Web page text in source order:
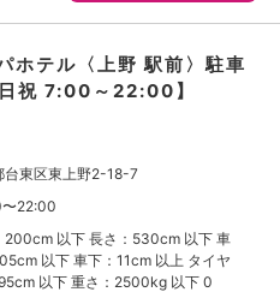
テル〈上野 駅前〉駐車
祝 7:00～22:00】
台東区東上野2-18-7
22:00
200cm 以下 長さ：530cm 以下 車
以下 車下：11cm 以上 タイヤ
以下 重さ：2500kg 以下 0